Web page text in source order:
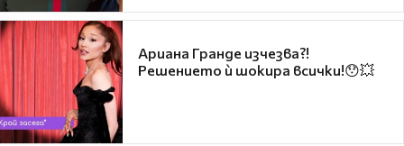
Ариана Гранде изчезва?!
Решението ѝ шокира всички!😯💥